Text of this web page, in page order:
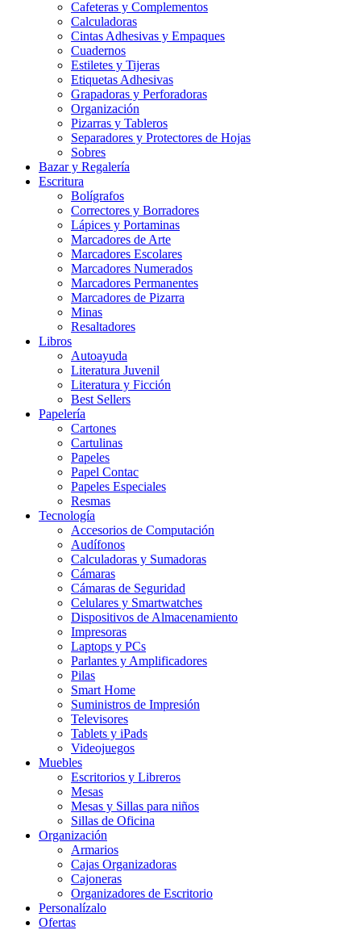
Cafeteras y Complementos
Calculadoras
Cintas Adhesivas y Empaques
Cuadernos
Estiletes y Tijeras
Etiquetas Adhesivas
Grapadoras y Perforadoras
Organización
Pizarras y Tableros
Separadores y Protectores de Hojas
Sobres
Bazar y Regalería
Escritura
Bolígrafos
Correctores y Borradores
Lápices y Portaminas
Marcadores de Arte
Marcadores Escolares
Marcadores Numerados
Marcadores Permanentes
Marcadores de Pizarra
Minas
Resaltadores
Libros
Autoayuda
Literatura Juvenil
Literatura y Ficción
Best Sellers
Papelería
Cartones
Cartulinas
Papeles
Papel Contac
Papeles Especiales
Resmas
Tecnología
Accesorios de Computación
Audífonos
Calculadoras y Sumadoras
Cámaras
Cámaras de Seguridad
Celulares y Smartwatches
Dispositivos de Almacenamiento
Impresoras
Laptops y PCs
Parlantes y Amplificadores
Pilas
Smart Home
Suministros de Impresión
Televisores
Tablets y iPads
Videojuegos
Muebles
Escritorios y Libreros
Mesas
Mesas y Sillas para niños
Sillas de Oficina
Organización
Armarios
Cajas Organizadoras
Cajoneras
Organizadores de Escritorio
Personalízalo
Ofertas